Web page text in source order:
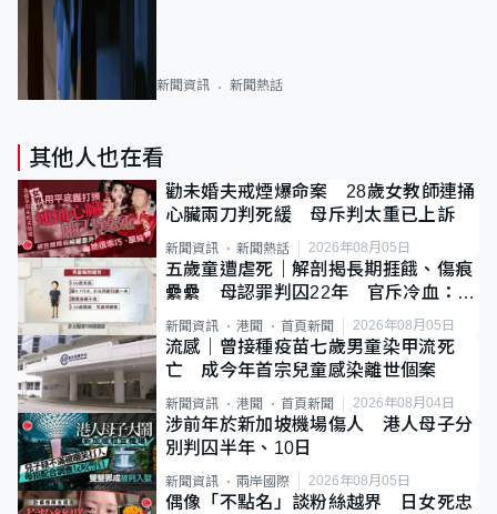
新聞資訊 新聞熱話
其他人也在看
勸未婚夫戒煙爆命案 28歲女教師連捅
心臟兩刀判死緩 母斥判太重已上訴
新聞資訊 新聞熱話 2026年08月05日
五歲童遭虐死｜解剖揭長期捱餓、傷痕
纍纍 母認罪判囚22年 官斥冷血：同
類案最惡劣
新聞資訊 港聞 首頁新聞 2026年08月05日
流感｜曾接種疫苗七歲男童染甲流死
亡 成今年首宗兒童感染離世個案
新聞資訊 港聞 首頁新聞 2026年08月04日
涉前年於新加坡機場傷人 港人母子分
別判囚半年、10日
新聞資訊 兩岸國際 2026年08月05日
偶像「不點名」談粉絲越界 日女死忠